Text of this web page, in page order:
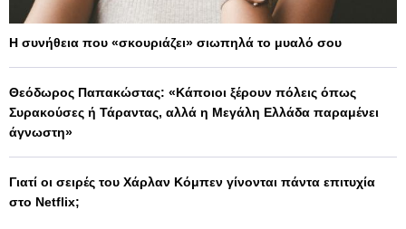
Η συνήθεια που «σκουριάζει» σιωπηλά το μυαλό σου
Θεόδωρος Παπακώστας: «Κάποιοι ξέρουν πόλεις όπως
Συρακούσες ή Τάραντας, αλλά η Μεγάλη Ελλάδα παραμένει
άγνωστη»
Γιατί οι σειρές του Χάρλαν Κόμπεν γίνονται πάντα επιτυχία
στο Netflix;